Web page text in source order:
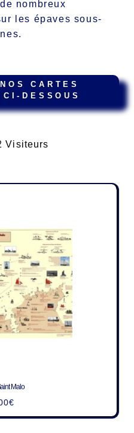
nombreux
les épaves sous-
CARTES
DESSOUS
Visiteurs
Malo
€